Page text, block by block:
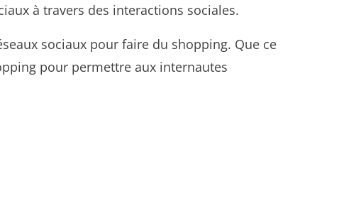
à travers des interactions sociales.
sociaux pour faire du shopping. Que ce
pour permettre aux internautes